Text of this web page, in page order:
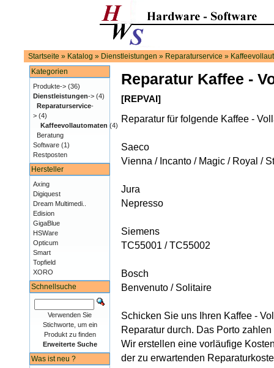
Startseite » Katalog » Dienstleistungen » Reparaturservice »
Reparatur Kaffee -
[REPVAI]
Reparatur für folgende Kaffee -
Saeco
Vienna / Incanto / Magic / Royal /
Jura
Nepresso
Siemens
TC55001 / TC55002
Bosch
Benvenuto / Solitaire
Schicken Sie uns Ihren Kaffee -
Reparatur durch. Das Porto
Wir erstellen eine vorläufige
der zu erwartenden
Kategorien
Produkte-> (36)
Dienstleistungen-> (4)
Reparaturservice-
> (4)
Kaffeevollautomaten (4)
Beratung
Software (1)
Restposten
Hersteller
Axing
Digiquest
Dream Multimedi..
Edision
GigaBlue
HSWare
Opticum
Smart
Topfield
XORO
Schnellsuche
Verwenden Sie
Stichworte, um ein
Produkt zu finden
Erweiterte Suche
Was ist neu ?